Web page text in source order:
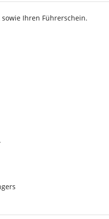
Ihren Führerschein.